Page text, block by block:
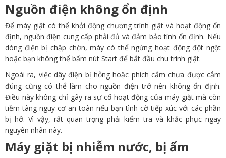
Nguồn điện không ổn định
Để máy giặt có thể khởi động chương trình giặt và hoạt động ổn
định, nguồn điện cung cấp phải đủ và đảm bảo tính ổn định. Nếu
dòng điện bị chập chờn, máy có thể ngừng hoạt động đột ngột
hoặc bạn không thể bấm nút Start để bắt đầu chu trình giặt.
Ngoài ra, việc dây điện bị hỏng hoặc phích cắm chưa được cắm
đúng cũng có thể làm cho nguồn điện trở nên không ổn định.
Điều này không chỉ gây ra sự cố hoạt động của máy giặt mà còn
tiềm tàng nguy cơ an toàn nếu bạn tình cờ tiếp xúc với các phần
bị hở. Vì vậy, rất quan trọng phải kiểm tra và khắc phục ngay
nguyên nhân này.
Máy giặt bị nhiễm nước, bị ẩm